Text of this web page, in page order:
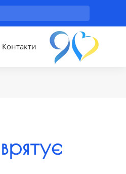
Контакти